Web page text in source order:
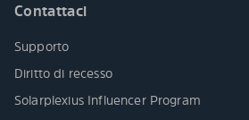
Contattaci
Supporto
Diritto di recesso
Solarplexius Influencer Program